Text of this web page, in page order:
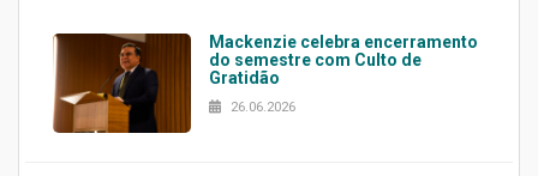
Mackenzie celebra encerramento
do semestre com Culto de
Gratidão
26.06.2026